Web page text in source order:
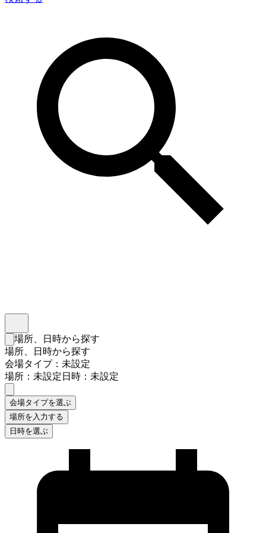
検索フォームを閉じる
場所、日時から探す
場所、日時から探す
会場タイプ：未設定
場所：未設定日時：未設定
会場タイプを選ぶ
場所を入力する
日時を選ぶ